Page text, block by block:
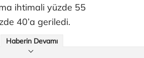
ihtimali yüzde 55
40’a geriledi.
Haberin Devamı